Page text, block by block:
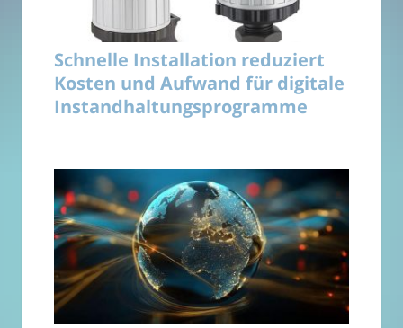
Schnelle Installation reduziert
Kosten und Aufwand für digitale
Instandhaltungsprogramme